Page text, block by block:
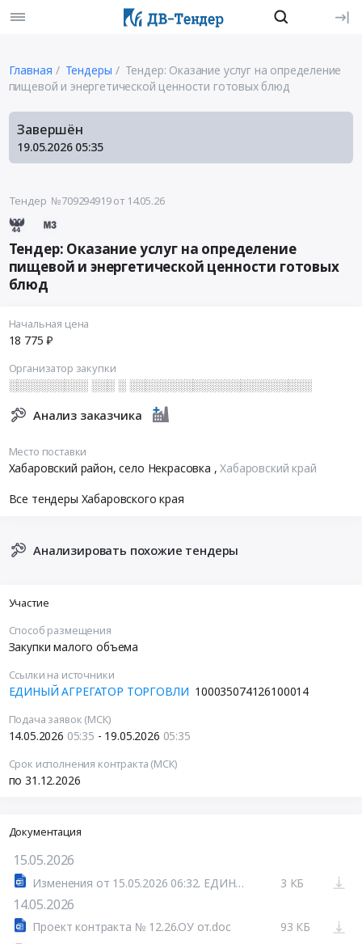
Главная Тендеры
Тендер: Оказание услуг на определение
пищевой и энергетической ценности готовых блюд
Завершён
19.05.2026 05:35
Тендер №709294919от 14.05.26
Тендер: Оказание услуг на определение
пищевой и энергетической ценности готовых
блюд
Начальная цена
18 775 ₽
Организатор закупки
░░░░░░░░░░ ░░░ ░ ░░░░░░░░░░░░░░░░░░░░░░░
Анализ заказчика
Место поставки
Хабаровский район, село Некрасовка ,Хабаровский край
Все тендеры Хабаровского края
Анализировать похожие тендеры
Участие
Способ размещения
Закупки малого объема
Ссылки на источники
ЕДИНЫЙ АГРЕГАТОР ТОРГОВЛИ 100035074126100014
Подача заявок (МСК)
14.05.2026 05:35 - 19.05.2026 05:35
Срок исполнения контракта (МСК)
по 31.12.2026
Документация
15.05.2026
Изменения от 15.05.2026 06:32. ЕДИНЫЙ АГРЕГАТОР ТОРГОВЛИ 3 КБ
14.05.2026
Проект контракта № 12.26.ОУ от.doc
93 КБ